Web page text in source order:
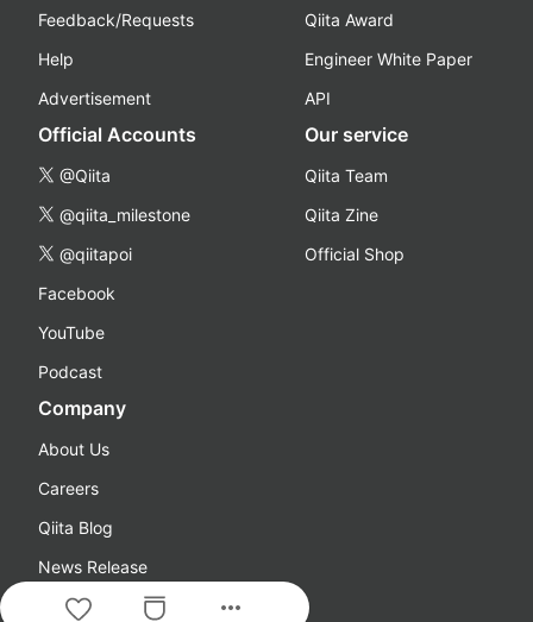
more_horiz
Feedback/Requests
Help
Advertisement
Qiita Award
Engineer White Paper
API
Official Accounts
@Qiita
@qiita_milestone
@qiitapoi
Facebook
YouTube
Podcast
Our service
Qiita Team
Qiita Zine
Official Shop
Company
About Us
Careers
Qiita Blog
News Release